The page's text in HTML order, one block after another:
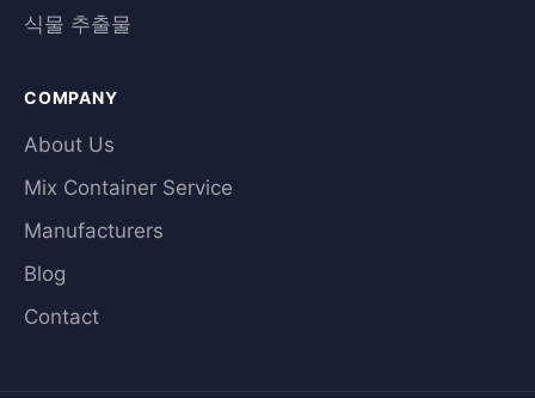
식물 추출물
COMPANY
About Us
Mix Container Service
Manufacturers
Blog
Contact